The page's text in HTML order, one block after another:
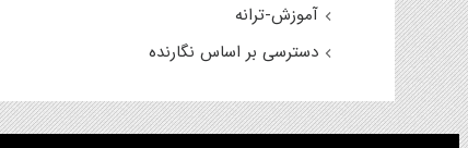
آموزش-ترانه
دسترسی بر اساس نگارنده